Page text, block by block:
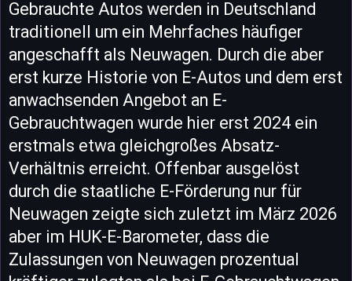
Gebrauchte Autos werden in Deutschland
traditionell um ein Mehrfaches häufiger
angeschafft als Neuwagen. Durch die aber
erst kurze Historie von E-Autos und dem erst
anwachsenden Angebot an E-
Gebrauchtwagen wurde hier erst 2024 ein
erstmals etwa gleichgroßes Absatz-
Verhältnis erreicht. Offenbar ausgelöst
durch die staatliche E-Förderung nur für
Neuwagen zeigte sich zuletzt im März 2026
aber im HUK-E-Barometer, dass die
Zulassungen von Neuwagen prozentual